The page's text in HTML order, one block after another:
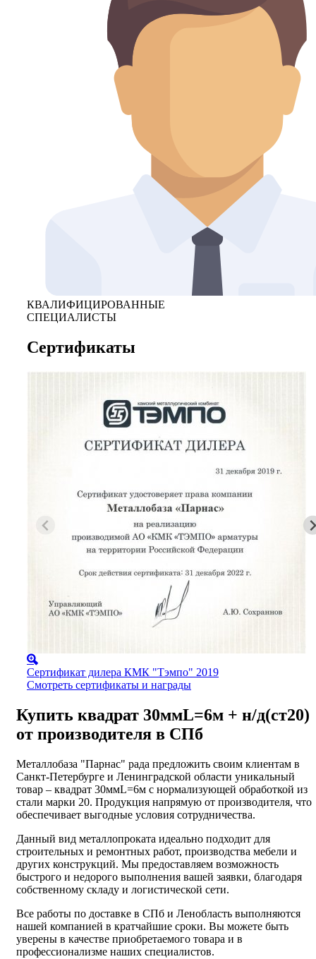
КВАЛИФИЦИРОВАННЫЕ
СПЕЦИАЛИСТЫ
Сертификаты
Сертификат дилера КМК "Тэмпо" 2019
Смотреть сертификаты и награды
Купить квадрат 30ммL=6м + н/д(ст20)
от производителя в СПб
Металлобаза "Парнас" рада предложить своим клиентам в
Санкт-Петербурге и Ленинградской области уникальный
товар – квадрат 30ммL=6м с нормализующей обработкой из
стали марки 20. Продукция напрямую от производителя, что
обеспечивает выгодные условия сотрудничества.
Данный вид металлопроката идеально подходит для
строительных и ремонтных работ, производства мебели и
других конструкций. Мы предоставляем возможность
быстрого и недорого выполнения вашей заявки, благодаря
собственному складу и логистической сети.
Все работы по доставке в СПб и Ленобласть выполняются
нашей компанией в кратчайшие сроки. Вы можете быть
уверены в качестве приобретаемого товара и в
профессионализме наших специалистов.